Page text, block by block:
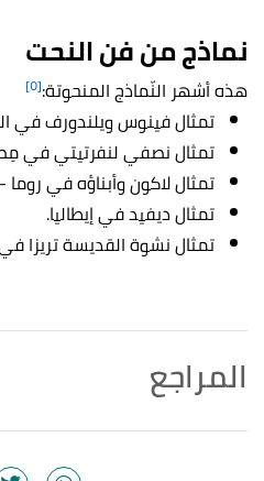
نماذج من فن النحت
هذه أشهر النّماذج المنحوتة:[٥]
تمثال فينوس ويلندورف في
تمثال نصفي لنفرتيتي في
تمثال لاكون وأبناؤه في روما -
تمثال ديفيد في إيطاليا.
تمثال نشوة القديسة تريزا في
المراجع